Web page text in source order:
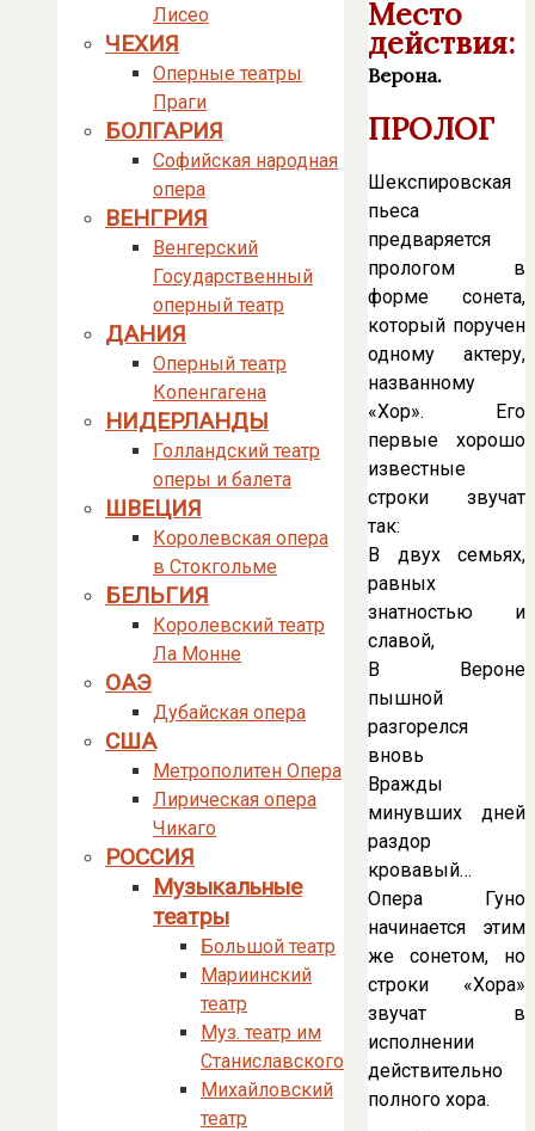
Место
действия:
Верона.
ПРОЛОГ
Шекспировская
пьеса
предваряется
прологом в
форме сонета,
который поручен
одному актеру,
названному
«Хор». Его
первые хорошо
известные
строки звучат
так:
В двух семьях,
равных
знатностью и
славой,
В Вероне
пышной
разгорелся
вновь
Вражды
минувших дней
раздор
кровавый…
Опера Гуно
начинается этим
же сонетом, но
строки «Хора»
звучат в
исполнении
действительно
полного хора.
Лисео
ЧЕХИЯ
Оперные театры
Праги
БОЛГАРИЯ
Софийская народная
опера
ВЕНГРИЯ
Венгерский
Государственный
оперный театр
ДАНИЯ
Оперный театр
Копенгагена
НИДЕРЛАНДЫ
Голландский театр
оперы и балета
ШВЕЦИЯ
Королевская опера
в Стокгольме
БЕЛЬГИЯ
Королевский театр
Ла Монне
ОАЭ
Дубайская опера
США
Метрополитен Опера
Лирическая опера
Чикаго
РОССИЯ
Музыкальные
театры
Большой театр
Мариинский
театр
Муз. театр им
Станиславского
Михайловский
театр